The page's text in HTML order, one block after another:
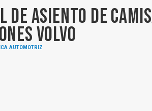
DE ASIENTO DE
VOLVO
AUTOMOTRIZ